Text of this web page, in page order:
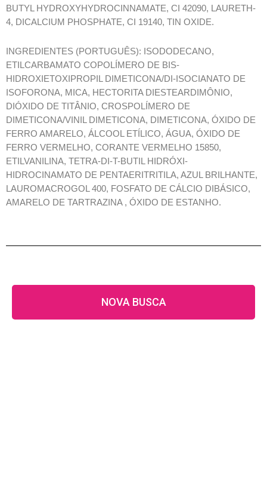
BUTYL HYDROXYHYDROCINNAMATE, CI 42090, LAURETH-
4, DICALCIUM PHOSPHATE, CI 19140, TIN OXIDE.
INGREDIENTES (PORTUGUÊS): ISODODECANO,
ETILCARBAMATO COPOLÍMERO DE BIS-
HIDROXIETOXIPROPIL DIMETICONA/DI-ISOCIANATO DE
ISOFORONA, MICA, HECTORITA DIESTEARDIMÔNIO,
DIÓXIDO DE TITÂNIO, CROSPOLÍMERO DE
DIMETICONA/VINIL DIMETICONA, DIMETICONA, ÓXIDO DE
FERRO AMARELO, ÁLCOOL ETÍLICO, ÁGUA, ÓXIDO DE
FERRO VERMELHO, CORANTE VERMELHO 15850,
ETILVANILINA, TETRA-DI-T-BUTIL HIDRÓXI-
HIDROCINAMATO DE PENTAERITRITILA, AZUL BRILHANTE,
LAUROMACROGOL 400, FOSFATO DE CÁLCIO DIBÁSICO,
AMARELO DE TARTRAZINA , ÓXIDO DE ESTANHO.
NOVA BUSCA